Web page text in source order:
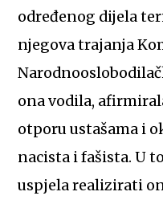
određenog dijela
njegova trajanja
ona vodila,
otporu ustašama i
nacista i fašista. U
uspjela realizirati